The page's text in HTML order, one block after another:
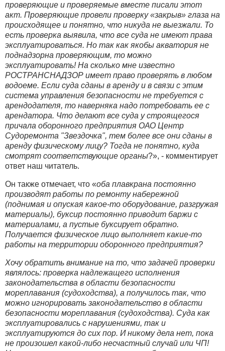
проверяющие и проверяемые вместе писали этот
акт. Проверяющие провели проверку «закрыв» глаза на
происходящее и понятно, что никуда не выезжали. То
есть проверка выявила, что все суда не имеют права
эксплуатироваться. Но так как якобы акватория не
поднадзорна проверяющим, то можно
эксплуатировать! На сколько мне известно
РОСТРАНСНАДЗОР имеет право проверять в любом
водоеме. Если суда сданы в аренду и в связи с этим
система управления безопасности не требуется с
арендодателя, то наверняка надо потребовать ее с
арендатора. Что делают все суда у строящегося
причала оборонного предприятия ОАО Центр
Судоремонта "Звездочка", тем более все они сданы в
аренду физическому лицу? Тогда не понятно, куда
смотрят соответствующие органы?», - комментирует
ответ наш читатель.
Он также отмечает, что «оба плавкрана постоянно
производят работы по ремонту набережной
(поднимая и опуская какое-то оборудование, разгружая
материалы), буксир постоянно приводит баржи с
материалами, а пустые буксирует обратно.
Получается физическое лицо выполняет какие-то
работы на территории оборонного предприятия?
Хочу обратить внимание на то, что задачей проверки
являлось: проверка надлежащего исполнения
законодательства в области безопасности
мореплавания (судоходства), а получилось так, что
можно игнорировать законодательство в области
безопасности мореплавания (судоходства). Суда как
эксплуатировались с нарушениями, так и
эксплуатируются до сих пор. И никому дела нет, пока
не произошел какой-либо несчастный случай или ЧП!